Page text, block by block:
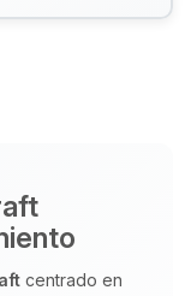
centrado en